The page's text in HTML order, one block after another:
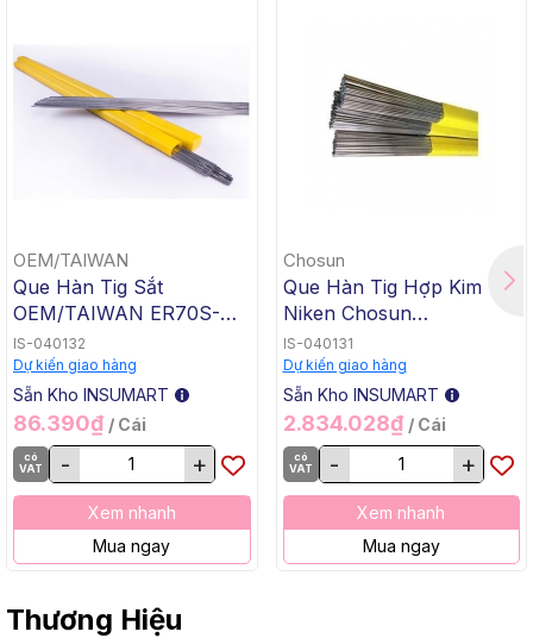
OEM/TAIWAN
Que Hàn Tig Sắt
OEM/TAIWAN ER70S-G
TG-50, 1.6x1000mm, 5 Kg
/ Hộp, 20 Kg / Thùng
IS-040132
Dự kiến giao hàng
Sẵn Kho INSUMART
86.390₫ / Cái
có
VAT
- +
Xem nhanh
Mua ngay
Chosun
Que Hàn Tig Hợp Kim
Niken Chosun
ERNiCrMo-3 TGC-625,
2.4x1000mm, 5 Kg / Hộp,
20 Kg / Thùng
IS-040131
Dự kiến giao hàng
Sẵn Kho INSUMART
2.834.028₫ / Cái
có
VAT
- +
Xem nhanh
Mua ngay
Thương Hiệu